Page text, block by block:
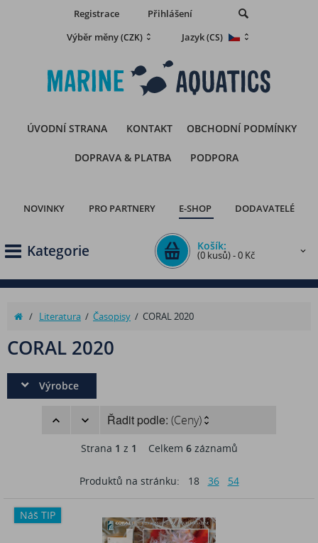
Registrace
Přihlášení
Výběr měny(CZK) Jazyk(CS)
ÚVODNÍ STRANA KONTAKT OBCHODNÍ PODMÍNKY
DOPRAVA & PLATBA PODPORA
NOVINKY PRO PARTNERY E-SHOP DODAVATELÉ
Kategorie Košík:
(0 kusů) - 0 Kč
/ Literatura / Časopisy / CORAL 2020
CORAL 2020
Výrobce
Řadit podle: (Ceny)
Strana 1 z 1 Celkem 6záznamů
Produktů na stránku: 18 36 54
Náš TIP